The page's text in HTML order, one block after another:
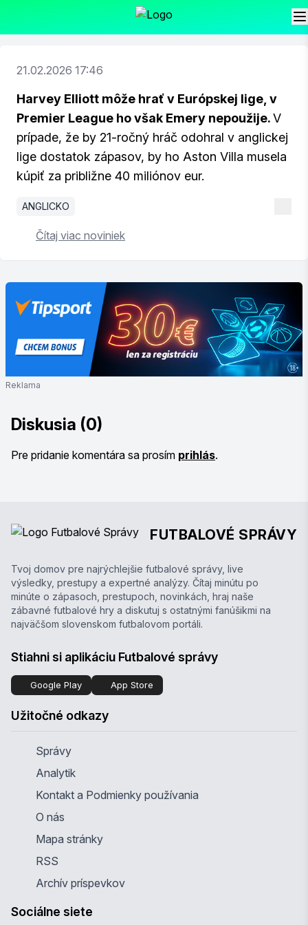
21.02.2026 17:46
Harvey Elliott môže hrať v Európskej lige, v
Premier League ho však Emery nepoužije.V
prípade, že by 21-ročný hráč odohral v anglickej
lige dostatok zápasov, by ho Aston Villa musela
kúpiť za približne 40 miliónov eur.
ANGLICKO
Čítaj viac noviniek
Reklama
Diskusia (0)
Pre pridanie komentára sa prosím prihlás.
FUTBALOVÉ SPRÁVY
Tvoj domov pre najrýchlejšie futbalové správy, live
výsledky, prestupy a expertné analýzy. Čítaj minútu po
minúte o zápasoch, prestupoch, novinkách, hraj naše
zábavné futbalové hry a diskutuj s ostatnými fanúšikmi na
najväčšom slovenskom futbalovom portáli.
Stiahni si aplikáciu Futbalové správy
Google Play App Store
Užitočné odkazy
Správy
Analytik
Kontakt a Podmienky používania
O nás
Mapa stránky
RSS
Archív príspevkov
Sociálne siete